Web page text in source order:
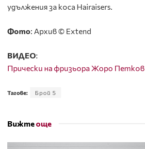
удължения за коса Hairaisers.
Фото: Архив © Extend
ВИДЕО:
Прически на фризьора Жоро Петков
Тагове: Брой 5
Вижтеоще